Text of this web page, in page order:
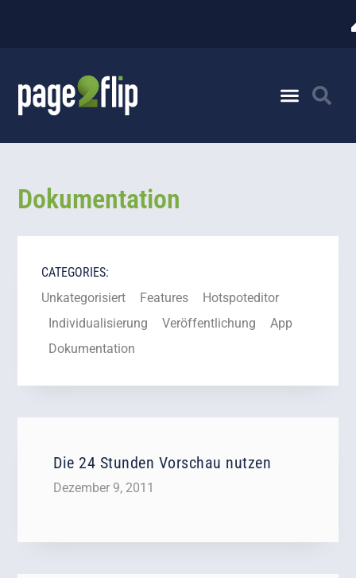
Dokumentation
CATEGORIES:
Unkategorisiert
Features
Hotspoteditor
Individualisierung
Veröffentlichung
App
Dokumentation
Die 24 Stunden Vorschau nutzen
Dezember 9, 2011